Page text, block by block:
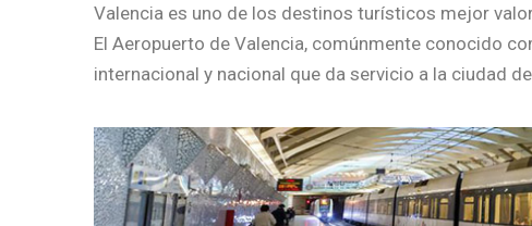
Valencia es uno de los destinos turísticos mejor
El Aeropuerto de Valencia, comúnmente conocido
internacional y nacional que da servicio a la ciudad